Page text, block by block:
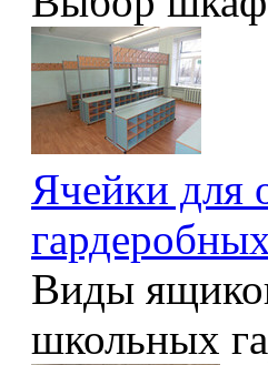
Ячейки для
Виды
школьных